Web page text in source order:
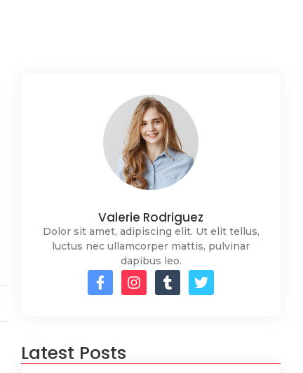
Valerie Rodriguez
Dolor sit amet, adipiscing elit. Ut elit tellus,
luctus nec ullamcorper mattis, pulvinar
dapibus leo.
Latest Posts